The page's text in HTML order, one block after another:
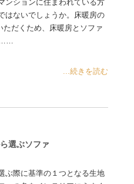
ンションに住まわれている方
はないでしょうか。床暖房の
だくため、床暖房とソファ
……
...続きを読む
選ぶソファ
ぶ際に基準の１つとなる生地